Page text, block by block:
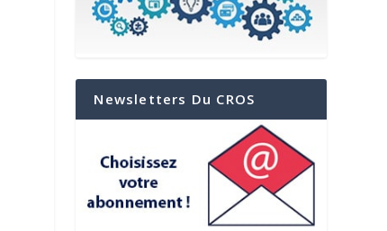
Newsletters Du CROS